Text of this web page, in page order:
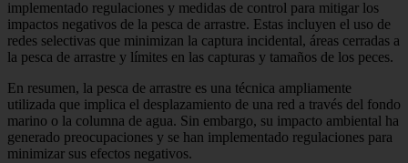
implementado regulaciones y medidas de control para mitigar los
impactos negativos de la pesca de arrastre. Estas incluyen el uso de
redes selectivas que minimizan la captura incidental, áreas cerradas a
la pesca de arrastre y límites en las capturas y tamaños de los peces.
En resumen, la pesca de arrastre es una técnica ampliamente
utilizada que implica el desplazamiento de una red a través del fondo
marino o la columna de agua. Sin embargo, su impacto ambiental ha
generado preocupaciones y se han implementado regulaciones para
minimizar sus efectos negativos.